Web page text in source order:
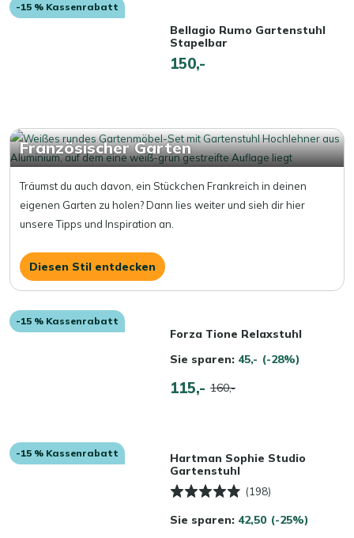
-15 % Kassenrabatt
Bellagio Rumo Gartenstuhl
Stapelbar
150,-
Französischer Garten
Träumst du auch davon, ein Stückchen Frankreich in deinen
eigenen Garten zu holen? Dann lies weiter und sieh dir hier
unsere Tipps und Inspiration an.
Diesen Stil entdecken
-15 % Kassenrabatt
Forza Tione Relaxstuhl
Sie sparen: 45,- (-28%)
115,- 160,-
-15 % Kassenrabatt
Hartman Sophie Studio
Gartenstuhl
(198)
Sie sparen: 42,50 (-25%)